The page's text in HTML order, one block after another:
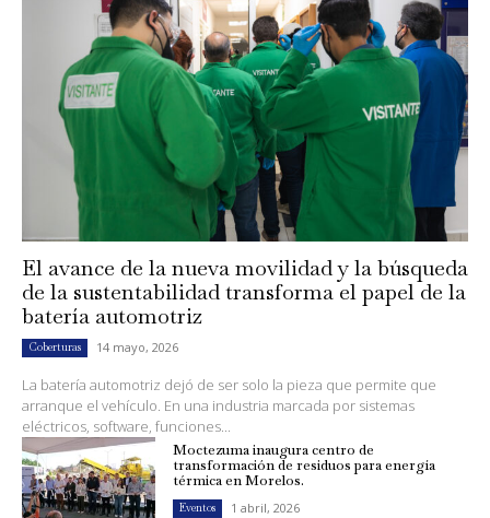
El avance de la nueva movilidad y la búsqueda
de la sustentabilidad transforma el papel de la
batería automotriz
Coberturas 14 mayo, 2026
La batería automotriz dejó de ser solo la pieza que permite que
arranque el vehículo. En una industria marcada por sistemas
eléctricos, software, funciones...
Moctezuma inaugura centro de
transformación de residuos para energía
térmica en Morelos.
Eventos 1 abril, 2026